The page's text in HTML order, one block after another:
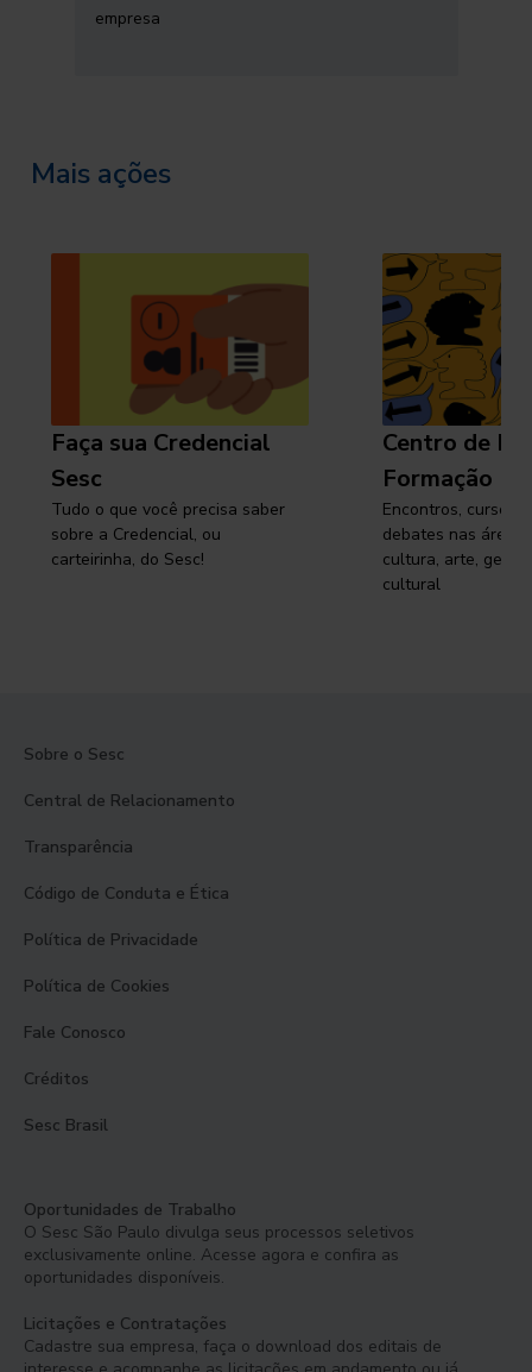
empresa
Mais ações
Faça sua Credencial
Sesc
Tudo o que você precisa saber
sobre a Credencial, ou
carteirinha, do Sesc!
Centro de
Formação
Encontros, cursos,
debates nas áreas
cultura, arte,
cultural
Sobre o Sesc
Central de Relacionamento
Transparência
Código de Conduta e Ética
Política de Privacidade
Política de Cookies
Fale Conosco
Créditos
Sesc Brasil
Oportunidades de Trabalho
O Sesc São Paulo divulga seus processos seletivos
exclusivamente online. Acesse agora e confira as
oportunidades disponíveis.
Licitações e Contratações
Cadastre sua empresa, faça o download dos editais de